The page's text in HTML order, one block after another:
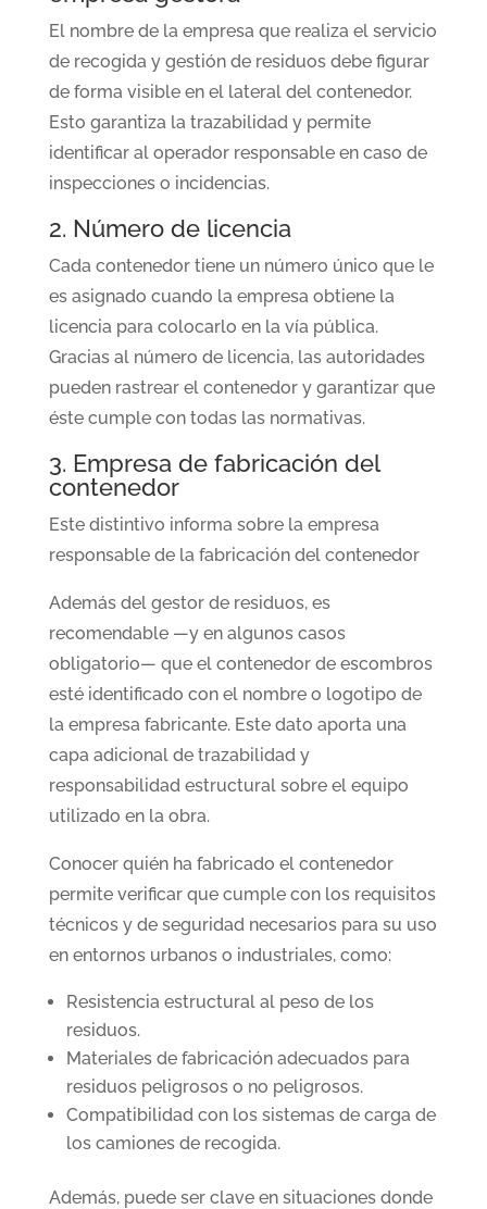
El nombre de la empresa que realiza el servicio
de recogida y gestión de residuos debe figurar
de forma visible en el lateral del contenedor.
Esto garantiza la trazabilidad y permite
identificar al operador responsable en caso de
inspecciones o incidencias.
2. Número de licencia
Cada contenedor tiene un número único que le
es asignado cuando la empresa obtiene la
licencia para colocarlo en la vía pública.
Gracias al número de licencia, las autoridades
pueden rastrear el contenedor y garantizar que
éste cumple con todas las normativas.
3. Empresa de fabricación del
contenedor
Este distintivo informa sobre la empresa
responsable de la fabricación del contenedor
Además del gestor de residuos, es
recomendable —y en algunos casos
obligatorio— que el contenedor de escombros
esté identificado con el nombre o logotipo de
la empresa fabricante. Este dato aporta una
capa adicional de trazabilidad y
responsabilidad estructural sobre el equipo
utilizado en la obra.
Conocer quién ha fabricado el contenedor
permite verificar que cumple con los requisitos
técnicos y de seguridad necesarios para su uso
en entornos urbanos o industriales, como:
Resistencia estructural al peso de los
residuos.
Materiales de fabricación adecuados para
residuos peligrosos o no peligrosos.
Compatibilidad con los sistemas de carga de
los camiones de recogida.
Además, puede ser clave en situaciones donde